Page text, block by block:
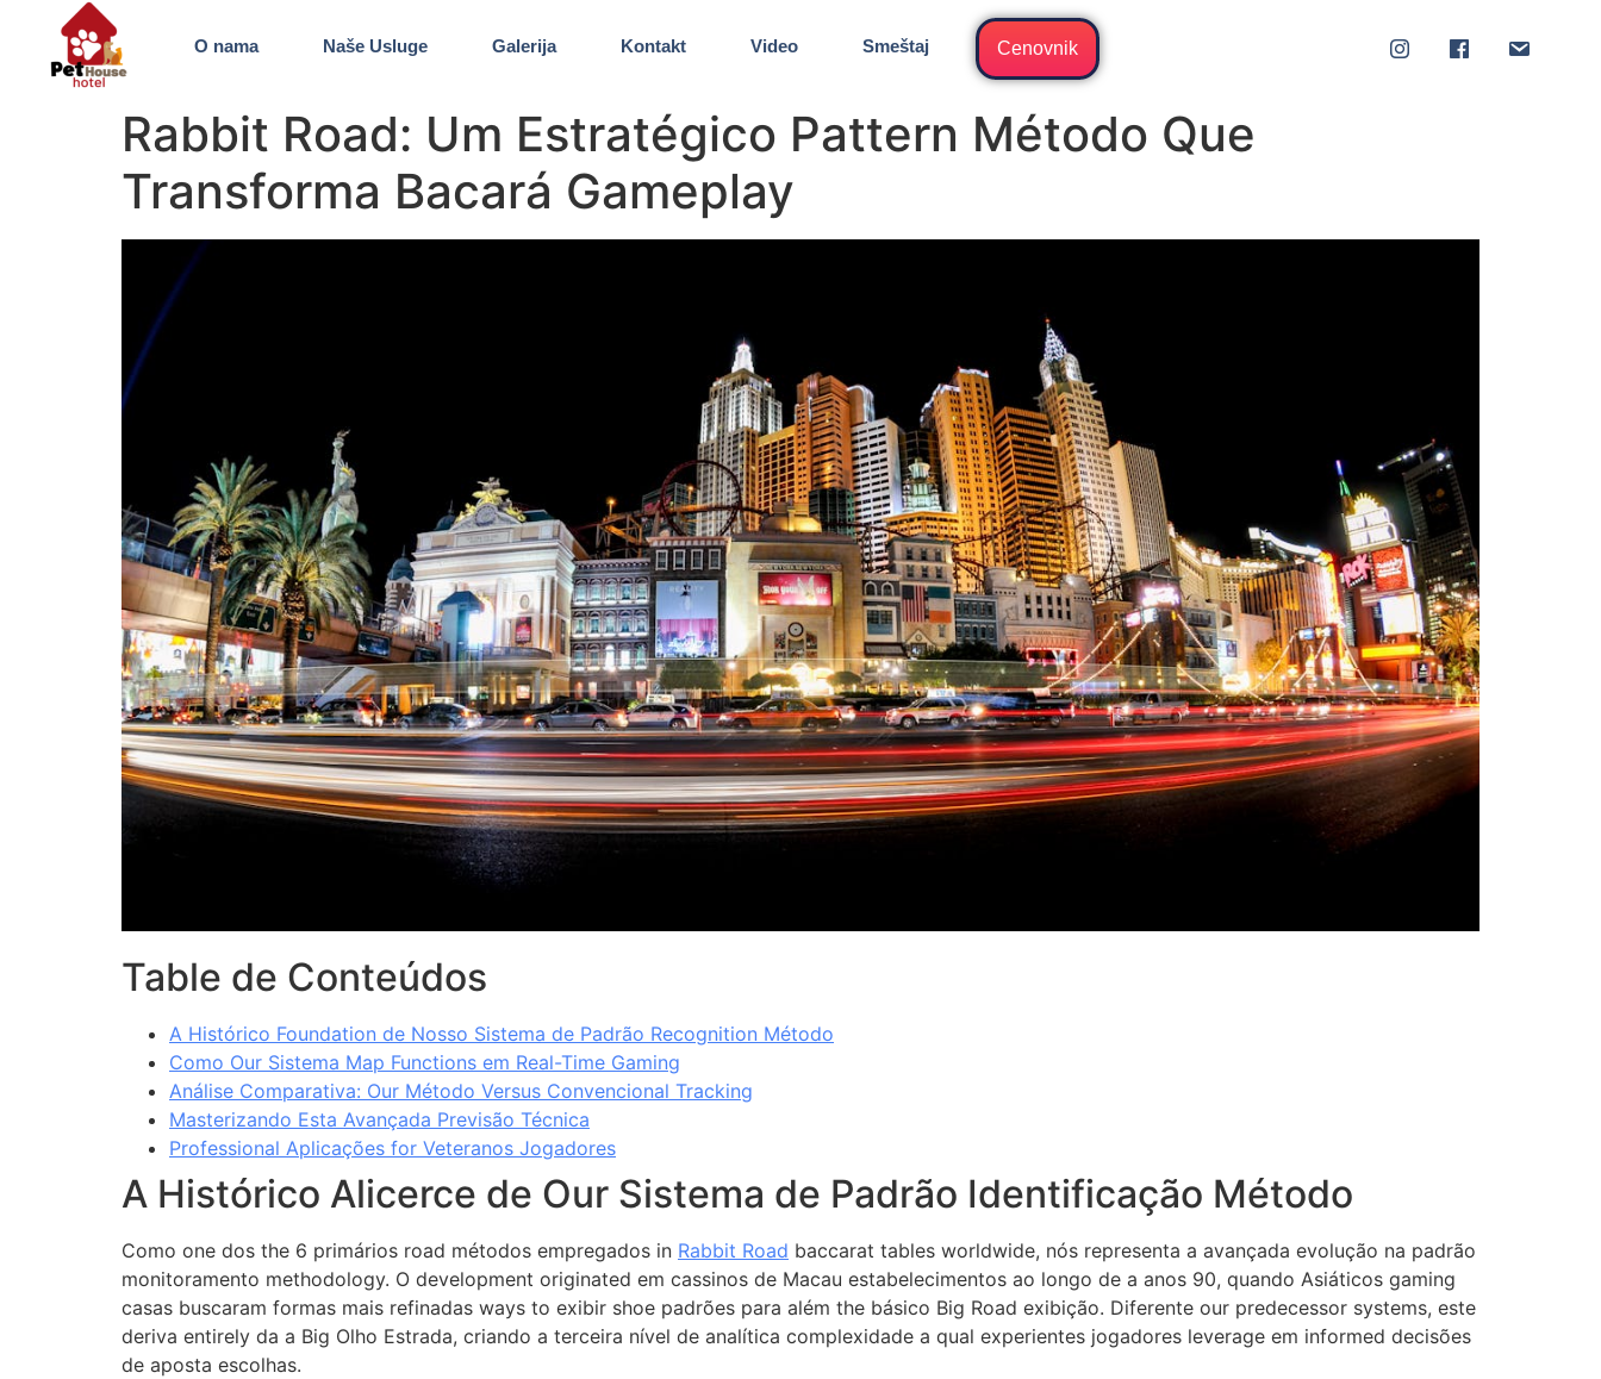
O nama Naše Usluge Galerija Kontakt Video Smeštaj Cenovnik
Rabbit Road: Um Estratégico Pattern Método Que
Transforma Bacará Gameplay
Table de Conteúdos
A Histórico Foundation de Nosso Sistema de Padrão Recognition Método
Como Our Sistema Map Functions em Real-Time Gaming
Análise Comparativa: Our Método Versus Convencional Tracking
Masterizando Esta Avançada Previsão Técnica
Professional Aplicações for Veteranos Jogadores
A Histórico Alicerce de Our Sistema de Padrão Identificação Método
Como one dos the 6 primários road métodos empregados in Rabbit Road baccarat tables worldwide, nós representa a avançada evolução na padrão
monitoramento methodology. O development originated em cassinos de Macau estabelecimentos ao longo de a anos 90, quando Asiáticos gaming
casas buscaram formas mais refinadas ways to exibir shoe padrões para além the básico Big Road exibição. Diferente our predecessor systems, este
deriva entirely da a Big Olho Estrada, criando a terceira nível de analítica complexidade a qual experientes jogadores leverage em informed decisões
de aposta escolhas.